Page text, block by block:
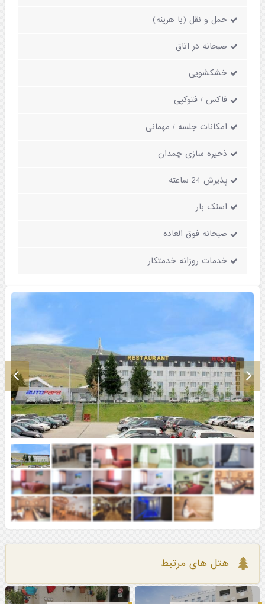
حمل و نقل (با هزینه)
صبحانه در اتاق
خشکشویی
فاکس / فتوکپی
امکانات جلسه / مهمانی
ذخیره سازی چمدان
پذیرش 24 ساعته
اسنک بار
صبحانه فوق العاده
خدمات روزانه خدمتکار
هتل های مرتبط